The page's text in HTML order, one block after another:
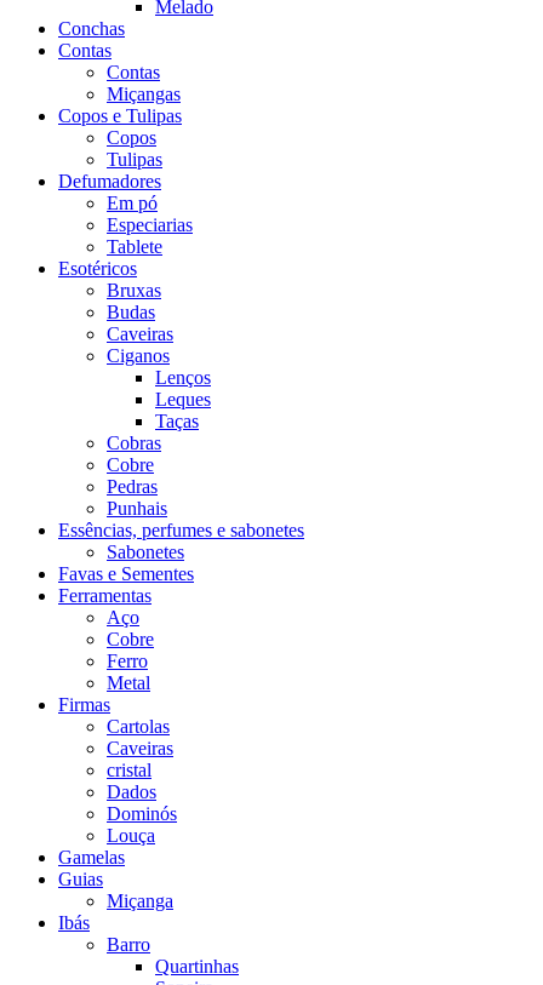
Melado
Conchas
Contas
Contas
Miçangas
Copos e Tulipas
Copos
Tulipas
Defumadores
Em pó
Especiarias
Tablete
Esotéricos
Bruxas
Budas
Caveiras
Ciganos
Lenços
Leques
Taças
Cobras
Cobre
Pedras
Punhais
Essências, perfumes e sabonetes
Sabonetes
Favas e Sementes
Ferramentas
Aço
Cobre
Ferro
Metal
Firmas
Cartolas
Caveiras
cristal
Dados
Dominós
Louça
Gamelas
Guias
Miçanga
Ibás
Barro
Quartinhas